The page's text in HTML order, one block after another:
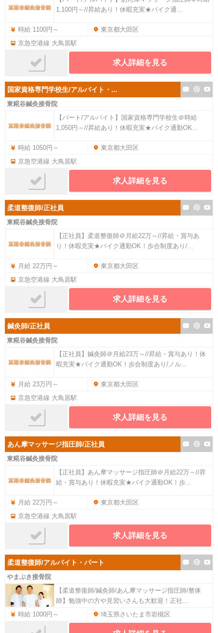
1,100円～//昇給あり！休暇充実★バイク通...
時給 1100円～
東京都大田区
京急空港線 大鳥居駅
求人詳細を見る
国家資格専門学校生/アルバイト・...
東糀谷鍼灸接骨院
【パート/アルバイト】国家資格専門学校生＠時給
1,050円～//昇給あり！休暇充実★バイク通勤OK...
時給 1050円～
東京都大田区
京急空港線 大鳥居駅
求人詳細を見る
柔道整復師/正社員
東糀谷鍼灸接骨院
【正社員】柔道整復師＠月給22万～//昇給・賞与あ
り！休暇充実★バイク通勤OK！歩合制度あり/...
月給 22万円～
東京都大田区
京急空港線 大鳥居駅
求人詳細を見る
鍼灸師/正社員
東糀谷鍼灸接骨院
【正社員】鍼灸師＠月給23万～//昇給・賞与あり！休
暇充実★バイク通勤OK！歩合制度あり/ノル...
月給 23万円～
東京都大田区
京急空港線 大鳥居駅
求人詳細を見る
あん摩マッサージ指圧師/正社員
東糀谷鍼灸接骨院
【正社員】あん摩マッサージ指圧師＠月給22万～//昇
給・賞与あり！休暇充実★バイク通勤OK！歩...
月給 22万円～
東京都大田区
京急空港線 大鳥居駅
求人詳細を見る
柔道整復師/アルバイト・パート
やまぶき接骨院
【柔道整復師/鍼灸師/あん摩マッサージ指圧師/整体
師】勉強中の方や見習いさんも大歓迎！正社...
時給 1000円～
埼玉県さいたま市岩槻区